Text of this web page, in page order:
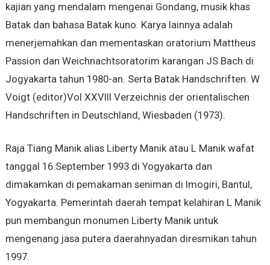
kajian yang mendalam mengenai Gondang, musik khas
Batak dan bahasa Batak kuno. Karya lainnya adalah
menerjemahkan dan mementaskan oratorium Mattheus
Passion dan Weichnachtsoratorim karangan JS Bach di
Jogyakarta tahun 1980-an. Serta Batak Handschriften. W
Voigt (editor)Vol XXVIII Verzeichnis der orientalischen
Handschriften in Deutschland, Wiesbaden (1973).
Raja Tiang Manik alias Liberty Manik atau L Manik wafat
tanggal 16 September 1993 di Yogyakarta dan
dimakamkan di pemakaman seniman di Imogiri, Bantul,
Yogyakarta. Pemerintah daerah tempat kelahiran L Manik
pun membangun monumen Liberty Manik untuk
mengenang jasa putera daerahnyadan diresmikan tahun
1997.